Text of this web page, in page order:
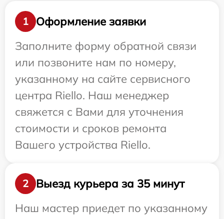
1
Оформление заявки
Заполните форму обратной связи
или позвоните нам по номеру,
указанному на сайте сервисного
центра Riello. Наш менеджер
свяжется с Вами для уточнения
стоимости и сроков ремонта
Вашего устройства Riello.
2
Выезд курьера за 35 минут
Наш мастер приедет по указанному